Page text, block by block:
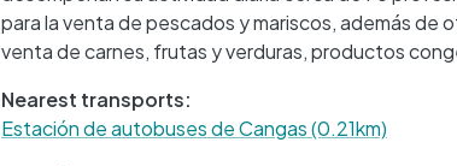
para la venta de pescados y mariscos, además
venta de carnes, frutas y verduras, productos
Nearest transports:
Estación de autobuses de Cangas (0.21km)